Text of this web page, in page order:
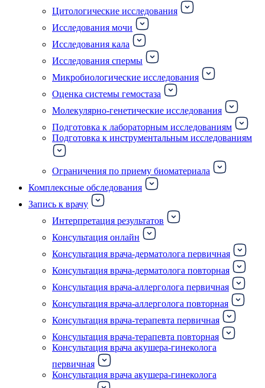
Цитологические исследования
Исследования мочи
Исследования кала
Исследования спермы
Микробиологические исследования
Оценка системы гемостаза
Молекулярно-генетические исследования
Подготовка к лабораторным исследованиям
Подготовка к инструментальным исследованиям
Ограничения по приему биоматериала
Комплексные обследования
Запись к врачу
Интерпретация результатов
Консультация онлайн
Консультация врача-дерматолога первичная
Консультация врача-дерматолога повторная
Консультация врача-аллерголога первичная
Консультация врача-аллерголога повторная
Консультация врача-терапевта первичная
Консультация врача-терапевта повторная
Консультация врача акушера-гинеколога
первичная
Консультация врача акушера-гинеколога